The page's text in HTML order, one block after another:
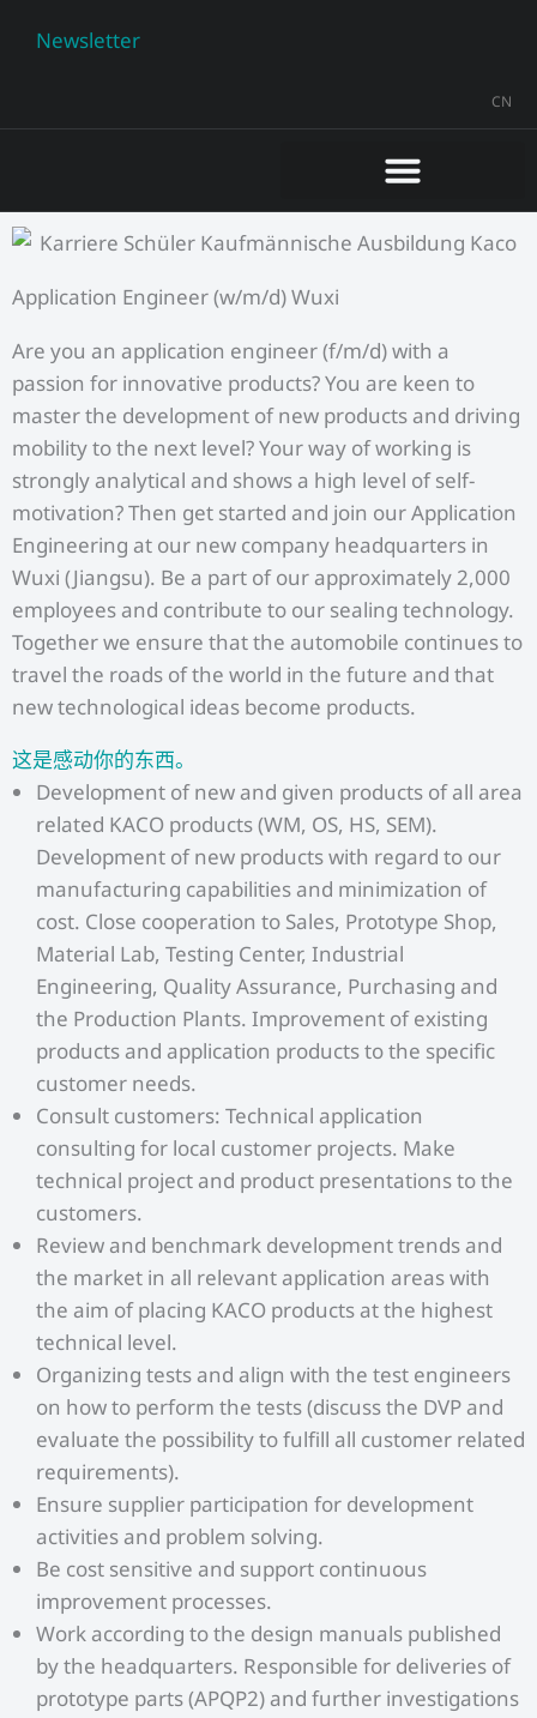
Newsletter
CN
Application Engineer (w/m/d) Wuxi
Are you an application engineer (f/m/d) with a
passion for innovative products? You are keen to
master the development of new products and driving
mobility to the next level? Your way of working is
strongly analytical and shows a high level of self-
motivation? Then get started and join our Application
Engineering at our new company headquarters in
Wuxi (Jiangsu). Be a part of our approximately 2,000
employees and contribute to our sealing technology.
Together we ensure that the automobile continues to
travel the roads of the world in the future and that
new technological ideas become products.
这是感动你的东西。
Development of new and given products of all area
related KACO products (WM, OS, HS, SEM).
Development of new products with regard to our
manufacturing capabilities and minimization of
cost. Close cooperation to Sales, Prototype Shop,
Material Lab, Testing Center, Industrial
Engineering, Quality Assurance, Purchasing and
the Production Plants. Improvement of existing
products and application products to the specific
customer needs.
Consult customers: Technical application
consulting for local customer projects. Make
technical project and product presentations to the
customers.
Review and benchmark development trends and
the market in all relevant application areas with
the aim of placing KACO products at the highest
technical level.
Organizing tests and align with the test engineers
on how to perform the tests (discuss the DVP and
evaluate the possibility to fulfill all customer related
requirements).
Ensure supplier participation for development
activities and problem solving.
Be cost sensitive and support continuous
improvement processes.
Work according to the design manuals published
by the headquarters. Responsible for deliveries of
prototype parts (APQP2) and further investigations